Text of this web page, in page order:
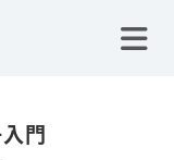
門